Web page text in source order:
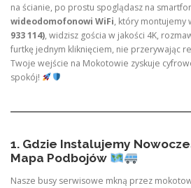
na ścianie, po prostu spoglądasz na
wideodomofonowi WiFi, który montujemy
933 114), widzisz gościa w jakości 4K,
furtkę jednym kliknięciem, nie przerywając
Twoje wejście na Mokotowie zyskuje
spokój!
1. Gdzie Instalujemy
Mapa Podbojów
Nasze busy serwisowe mkną przez